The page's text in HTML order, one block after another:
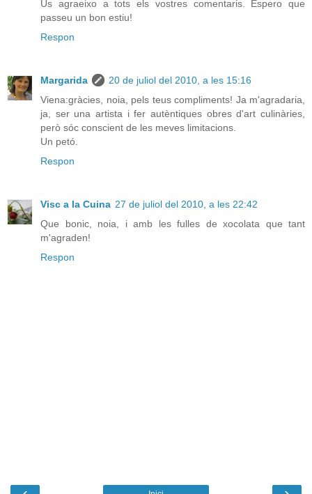
Us agraeixo a tots els vostres comentaris. Espero que
passeu un bon estiu!
Respon
Margarida
20 de juliol del 2010, a les 15:16
Viena:gràcies, noia, pels teus compliments! Ja m'agradaria,
ja, ser una artista i fer autèntiques obres d'art culinàries,
però sóc conscient de les meves limitacions.
Un petó.
Respon
Visc a la Cuina 27 de juliol del 2010, a les 22:42
Que bonic, noia, i amb les fulles de xocolata que tant
m'agraden!
Respon